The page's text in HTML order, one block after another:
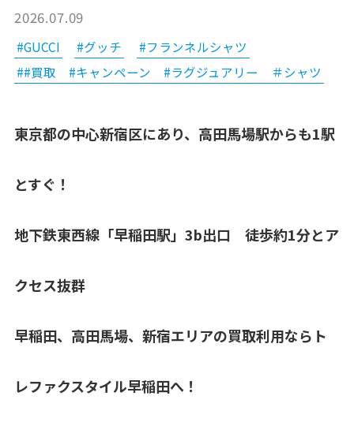
2026.07.09
#GUCCI #グッチ
#フランネルシャツ
##買取 #キャンペーン #ラグジュアリー ＃シャツ
東京都の中心新宿区にあり、高田馬場駅からも1駅
とすぐ！
地下鉄東西線「早稲田駅」3b出口 徒歩約1分とア
クセス抜群
早稲田、高田馬場、新宿エリアの買取利用ならト
レファクスタイル早稲田へ！